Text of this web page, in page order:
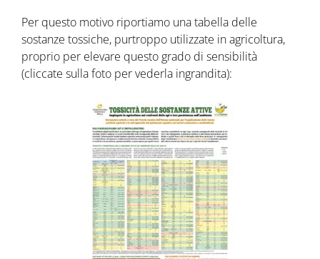
Per questo motivo riportiamo una tabella delle
sostanze tossiche, purtroppo utilizzate in agricoltura,
proprio per elevare questo grado di sensibilità
(cliccate sulla foto per vederla ingrandita):